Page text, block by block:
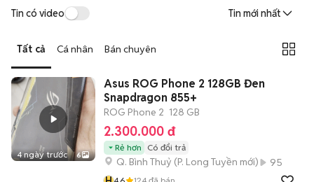
Tin có video Tin mới nhất
Tất cả Cá nhân Bán chuyên
4 ngày trước 6
Asus ROG Phone 2 128GB Đen
Snapdragon 855+
ROG Phone 2 128 GB
2.300.000 đ
Rẻ hơn Có đổi trả
Q. Bình Thuỷ (P. Long Tuyền mới)
95